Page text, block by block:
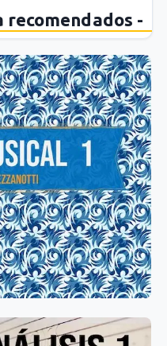
recomendados -